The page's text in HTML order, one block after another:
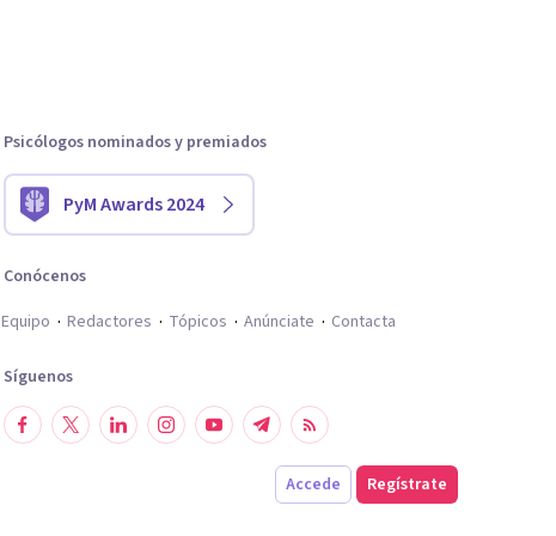
Psicólogos nominados y premiados
PyM Awards 2024
Conócenos
Equipo
Redactores Tópicos Anúnciate Contacta
Síguenos
Accede Regístrate